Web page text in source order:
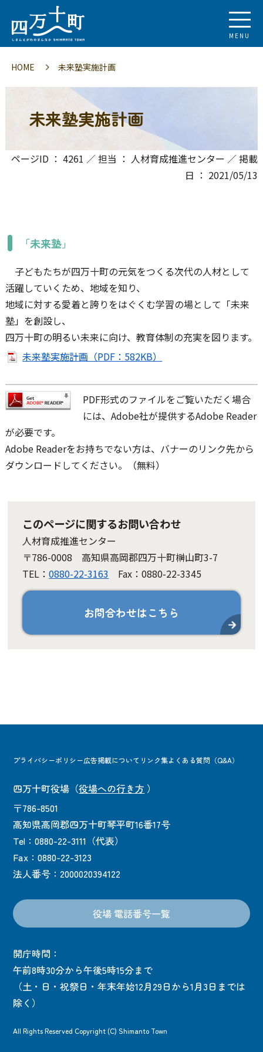
MENU
HOME 未来塾実施計画
未来塾実施計画
ページID ： 4261 ／ 担当 ： 人材育成推進センター ／ 掲載
日 ： 2021/05/13
「未来塾」
子どもたちが四万十町の元気をつくる次代の人材として
活躍していくため、地域を知り、
地域に対する愛着と誇りをはぐくむ学習の場として「未来
塾」を創設し、
四万十町の明るい未来に向け、教育体制の充実を図ります。
未来塾実施計画（PDF：582KB）
PDF形式のファイルをご覧いただく場合
には、Adobe社が提供するAdobe Reader
が必要です。
Adobe Readerをお持ちでない方は、バナーのリンク先から
ダウンロードしてください。（無料）
このページに関するお問い合わせ
人材育成推進センター
〒786-0008 高知県高岡郡四万十町榊山町3-7
TEL：0880-22-3163 Fax：0880-22-3345
お問合わせはこちら
プライバシーポリシー広告掲載について リンク集よくある質問（Q&A）
四万十町役場 （役場への行き方 ）
〒786-8501
高知県高岡郡四万十町琴平町16番17号
Tel：0880-22-3111（代表）
Fax：0880-22-3123
法人番号：2000020394122
役場 電話番号一覧
開庁時間：
午前8時30分から午後5時15分まで
（土・日・祝祭日・年末年始12月29日から1月3日までは
除く）
All Rights Reserved Copyright (C) Shimanto Town